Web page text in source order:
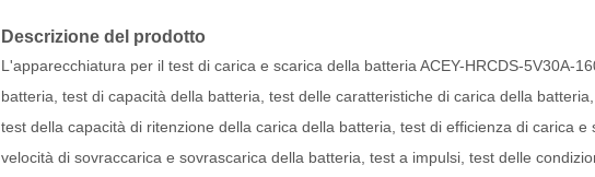
Descrizione del prodotto
L'apparecchiatura per il test di carica e scarica della batteria ACEY-HRCDS-5V30A-
batteria, test di capacità della batteria, test delle caratteristiche di carica della
test della capacità di ritenzione della carica della batteria, test di efficienza di carica
velocità di sovraccarica e sovrascarica della batteria, test a impulsi, test delle